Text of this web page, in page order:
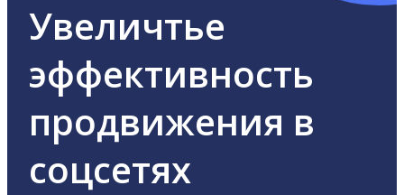
Увеличтье
эффективность
продвижения в
соцсетях